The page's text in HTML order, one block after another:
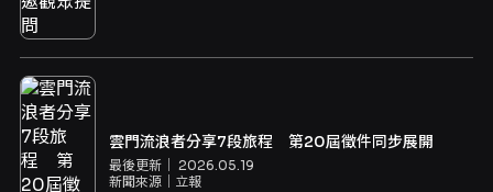
雲門流浪者分享7段旅程 第20屆徵件同步展開
最後更新｜ 2026.05.19
新聞來源｜ 立報